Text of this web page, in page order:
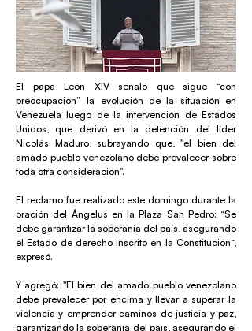
El papa León XIV señaló que sigue “con
preocupación” la evolución de la situación en
Venezuela luego de la intervención de Estados
Unidos, que derivó en la detención del líder
Nicolás Maduro, subrayando que, "el bien del
amado pueblo venezolano debe prevalecer sobre
toda otra consideración".
El reclamo fue realizado este domingo durante la
oración del Ángelus en la Plaza San Pedro: “Se
debe garantizar la soberanía del país, asegurando
el Estado de derecho inscrito en la Constitución“,
expresó.
Y agregó: "El bien del amado pueblo venezolano
debe prevalecer por encima y llevar a superar la
violencia y emprender caminos de justicia y paz,
garantizando la soberanía del país, asegurando el